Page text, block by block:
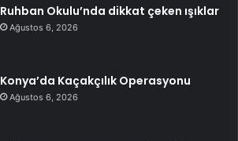
Ruhban Okulu’nda dikkat çeken ışıklar
Ağustos 6, 2026
Konya’da Kaçakçılık Operasyonu
Ağustos 6, 2026